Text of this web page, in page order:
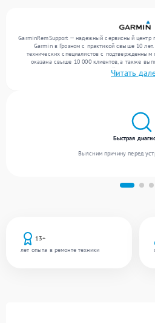
GarminRemSupport — надежный сервисный центр
Garmin в Грозном с практикой свыше 10
технических специалистов с
оказана свыше 10 000 клиентов, а также
ремонтов. Ежемесячно в сервисный центр
. Мы устраняем поломки любой сложности и
Читать
13+
лет опыта в ремонте техники
Быстрая
Выясним причину перед